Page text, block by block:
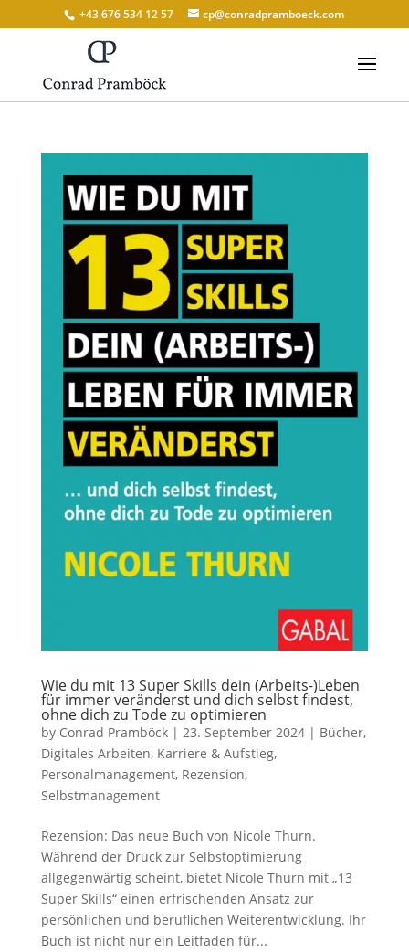
+43 676 534 12 57 cp@conradpramboeck.com
Wie du mit 13 Super Skills dein (Arbeits-)Leben
für immer veränderst und dich selbst findest,
ohne dich zu Tode zu optimieren
by Conrad Pramböck| 23. September 2024| Bücher,
Digitales Arbeiten, Karriere & Aufstieg,
Personalmanagement, Rezension,
Selbstmanagement
Rezension: Das neue Buch von Nicole Thurn.
Während der Druck zur Selbstoptimierung
allgegenwärtig scheint, bietet Nicole Thurn mit „13
Super Skills“ einen erfrischenden Ansatz zur
persönlichen und beruflichen Weiterentwicklung. Ihr
Buch ist nicht nur ein Leitfaden für...